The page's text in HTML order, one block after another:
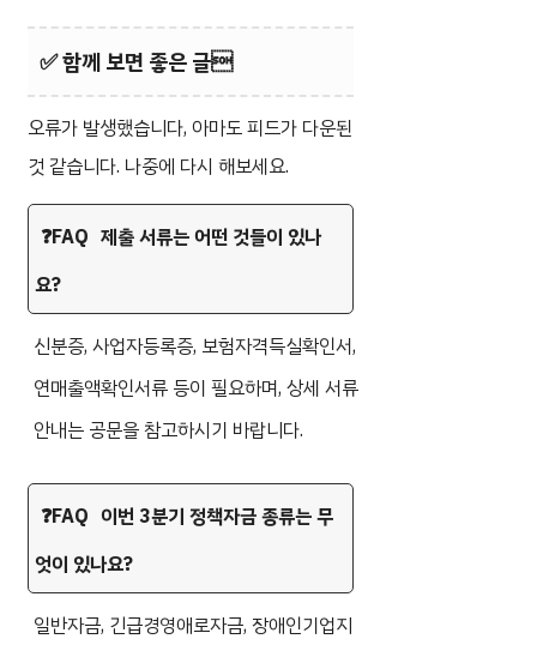
✅ 함께 보면 좋은 글
오류가 발생했습니다, 아마도 피드가 다운된
것 같습니다. 나중에 다시 해보세요.
제출 서류는 어떤 것들이 있나
요?
신분증, 사업자등록증, 보험자격득실확인서,
연매출액확인서류 등이 필요하며, 상세 서류
안내는 공문을 참고하시기 바랍니다.
이번 3분기 정책자금 종류는 무
엇이 있나요?
일반자금, 긴급경영애로자금, 장애인기업지